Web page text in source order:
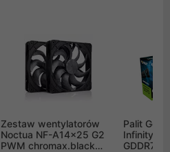
Zestaw wentylatorów
Noctua NF-A14x25 G2
PWM chromax.black
Palit
Infinity 3
GDDR7